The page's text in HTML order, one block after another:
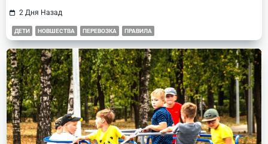
2 Дня Назад
ДЕТИ НОВШЕСТВА ПЕРЕВОЗКА ПРАВИЛА